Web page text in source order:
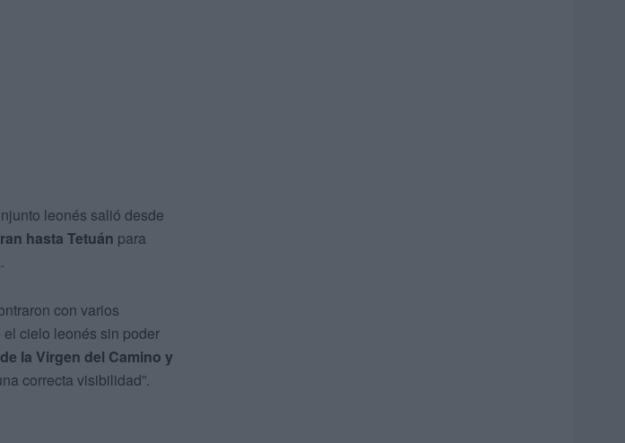
leonés salió desde
hasta Tetuán para
con varios
cielo leonés sin poder
la Virgen del Camino y
correcta visibilidad”.